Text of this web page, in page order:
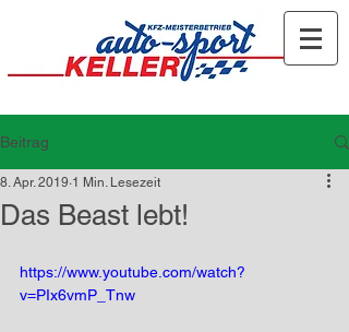
Beitrag
Das Beast lebt!
8. Apr. 2019 1 Min. Lesezeit
https://www.youtube.com/watch?
v=PIx6vmP_Tnw